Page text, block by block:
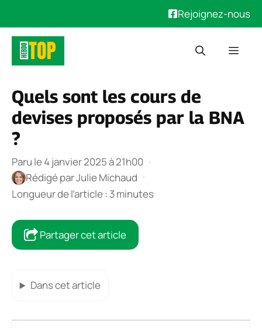
Rejoignez-nous
Aller
contenu
Quels sont les cours de
devises proposés par la BNA
?
Paru le 4 janvier 2025 à 21h00 ·
Rédigé parJulie Michaud ·
Longueur de l’article : 3 minutes
Partager cet article
Dans cet article